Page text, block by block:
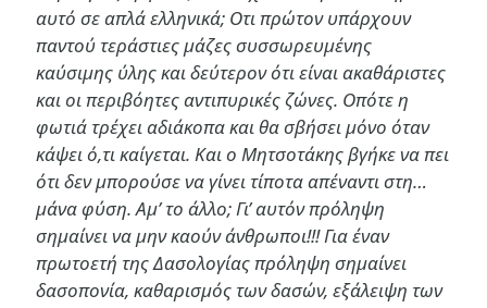
αυτό σε απλά ελληνικά; Οτι πρώτον υπάρχουν
παντού τεράστιες μάζες συσσωρευμένης
καύσιμης ύλης και δεύτερον ότι είναι ακαθάριστες
και οι περιβόητες αντιπυρικές ζώνες. Οπότε η
φωτιά τρέχει αδιάκοπα και θα σβήσει μόνο όταν
κάψει ό,τι καίγεται. Και ο Μητσοτάκης βγήκε να πει
ότι δεν μπορούσε να γίνει τίποτα απέναντι στη…
μάνα φύση. Αμ’ το άλλο; Γι’ αυτόν πρόληψη
σημαίνει να μην καούν άνθρωποι!!! Για έναν
πρωτοετή της Δασολογίας πρόληψη σημαίνει
δασοπονία, καθαρισμός των δασών, εξάλειψη των